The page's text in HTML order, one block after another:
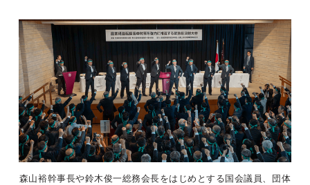
森山裕幹事長や鈴木俊一総務会長をはじめとする国会議員、団体